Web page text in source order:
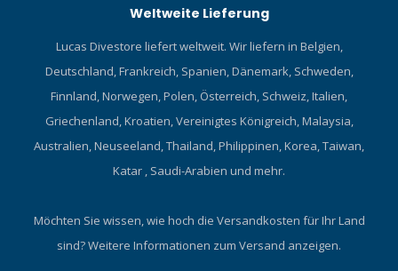
Weltweite Lieferung
Lucas Divestore liefert weltweit. Wir liefern in Belgien,
Deutschland, Frankreich, Spanien, Dänemark, Schweden,
Finnland, Norwegen, Polen, Österreich, Schweiz, Italien,
Griechenland, Kroatien, Vereinigtes Königreich, Malaysia,
Australien, Neuseeland, Thailand, Philippinen, Korea, Taiwan,
Katar , Saudi-Arabien und mehr.
Möchten Sie wissen, wie hoch die Versandkosten für Ihr Land
sind?Weitere Informationen zum Versand anzeigen.